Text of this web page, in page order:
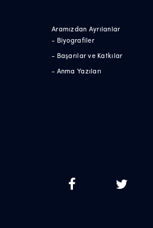
Aramızdan Ayrılanlar
- Biyografiler
- Başarılar ve Katkılar
- Anma Yazıları